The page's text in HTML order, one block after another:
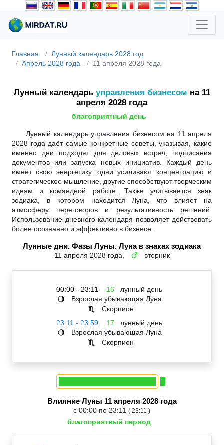
Главная
Лунный календарь 2028 год
Апрель 2028 года
11 апреля 2028 года
Лунный календарь управления бизнесом на 11
апреля 2028 года
благоприятный день
Лунный календарь управления бизнесом на 11 апреля
2028 года даёт самые конкретные советы, указывая, какие
именно дни подходят для деловых встреч, подписания
документов или запуска новых инициатив. Каждый день
имеет свою энергетику: одни усиливают концентрацию и
стратегическое мышление, другие способствуют творческим
идеям и командной работе. Также учитывается знак
зодиака, в котором находится Луна, что влияет на
атмосферу переговоров и результативность решений.
Использование дневного календаря позволяет действовать
более осознанно и эффективно в бизнесе.
Лунные дни. Фазы Луны. Луна в знаках зодиака
11 апреля 2028 года, ♂ вторник
00:00 - 23:11 16 лунный день
🌖 Взрослая убывающая Луна
♏
Скорпион
23:11 - 23:59
17 лунный день
🌖 Взрослая убывающая Луна
♏ Скорпион
Влияние Луны 11 апреля 2028 года
с 00:00 по 23:11 ( 23:11 )
благоприятный период